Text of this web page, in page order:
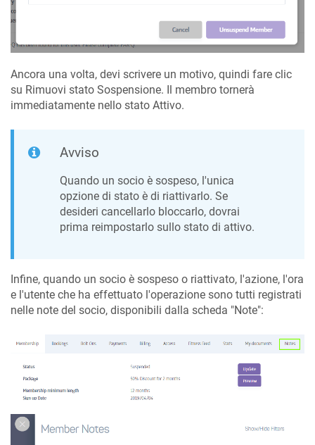
Ancora una volta, devi scrivere un motivo, quindi fare clic
su Rimuovi stato Sospensione. Il membro tornerà
immediatamente nello stato Attivo.
Avviso
Quando un socio è sospeso, l'unica
opzione di stato è di riattivarlo. Se
desideri cancellarlo bloccarlo, dovrai
prima reimpostarlo sullo stato di attivo.
Infine, quando un socio è sospeso o riattivato, l'azione, l'ora
e l'utente che ha effettuato l'operazione sono tutti registrati
nelle note del socio, disponibili dalla scheda "Note":